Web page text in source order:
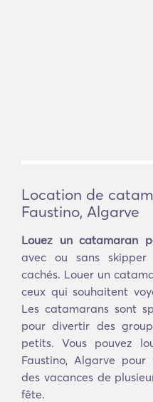
Location de
Faustino, Algarve
Louez un catamaran
avec ou sans skipper
cachés. Louer un
ceux qui souhaitent
Les catamarans sont
pour divertir des
petits. Vous pouvez
Faustino, Algarve pour
des vacances de
fête.